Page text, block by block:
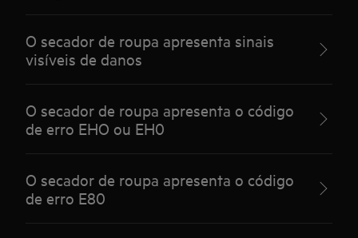
O secador de roupa apresenta sinais
visíveis de danos
O secador de roupa apresenta o código
de erro EHO ou EH0
O secador de roupa apresenta o código
de erro E80